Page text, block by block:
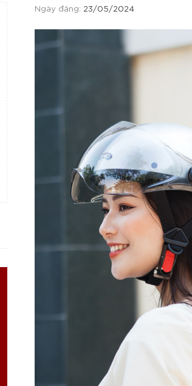
Ngày đăng: 23/05/2024